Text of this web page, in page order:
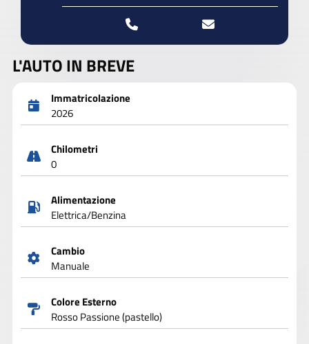
L'AUTO IN BREVE
Immatricolazione
2026
Chilometri
0
Alimentazione
Elettrica/Benzina
Cambio
Manuale
Colore Esterno
Rosso Passione (pastello)